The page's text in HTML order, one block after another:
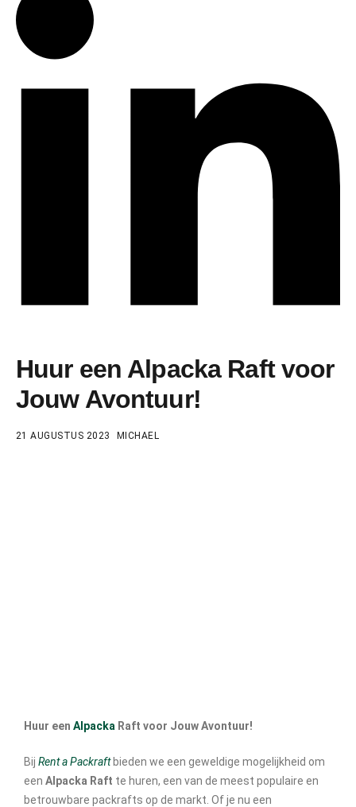
Huur een Alpacka Raft voor
Jouw Avontuur!
21 AUGUSTUS 2023 MICHAEL
Huur een Alpacka Raft voor Jouw Avontuur!
Bij Rent a Packraftbieden we een geweldige mogelijkheid om
een Alpacka Raft te huren, een van de meest populaire en
betrouwbare packrafts op de markt. Of je nu een